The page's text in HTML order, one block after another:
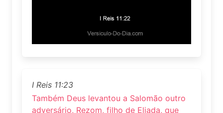
I Reis 11:23
Também Deus levantou a Salomão outro
adversário, Rezom, filho de Eliada, que